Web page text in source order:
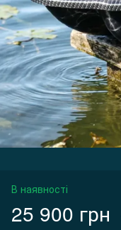
В наявності
25 900 грн